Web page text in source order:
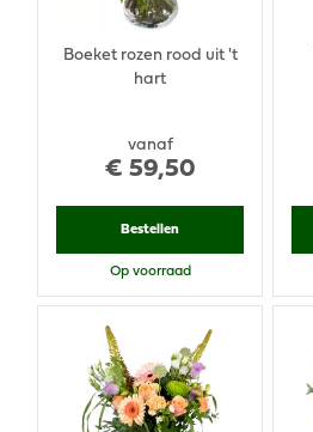
vanaf
€ 59,50
Boeket rozen rood uit 't
hart
Bestellen
Op voorraad